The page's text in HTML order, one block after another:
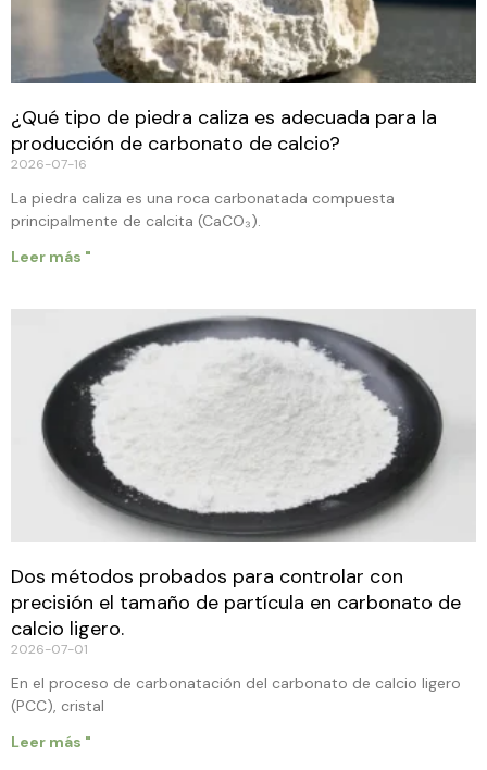
¿Qué tipo de piedra caliza es adecuada para la
producción de carbonato de calcio?
2026-07-16
La piedra caliza es una roca carbonatada compuesta
principalmente de calcita (CaCO₃).
Leer más "
Dos métodos probados para controlar con
precisión el tamaño de partícula en carbonato de
calcio ligero.
2026-07-01
En el proceso de carbonatación del carbonato de calcio ligero
(PCC), cristal
Leer más "